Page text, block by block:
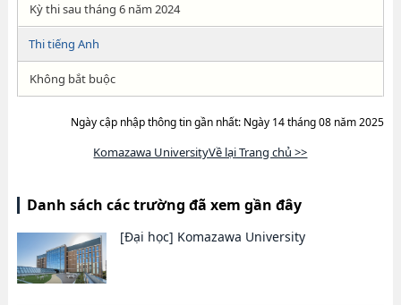
Kỳ thi sau tháng 6 năm 2024
Thi tiếng Anh
Không bắt buộc
Ngày cập nhập thông tin gần nhất: Ngày 14 tháng 08 năm 2025
Komazawa UniversityVề lại Trang chủ >>
Danh sách các trường đã xem gần đây
[Đại học] Komazawa University